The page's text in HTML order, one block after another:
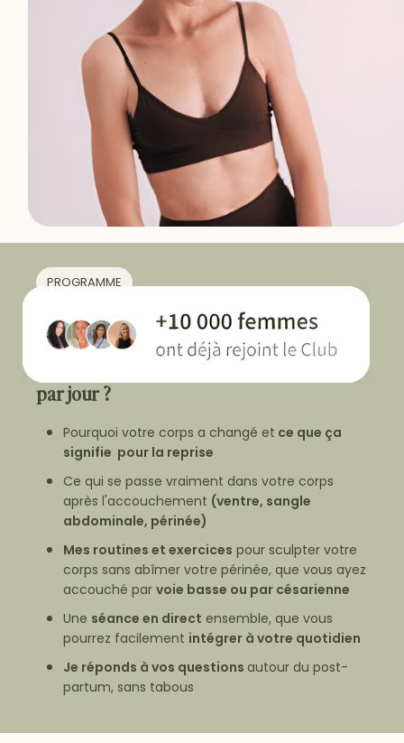
PROGRAMME
Jeudi 18 juin à 20h (heure de Paris)
Comment se réconcilier avec son corps
par jour ?
Pourquoi votre corps a changé et ce que ça
signifie pour la reprise
Ce qui se passe vraiment dans votre corps
après l'accouchement (ventre, sangle
abdominale, périnée)
Mes routines et exercices pour sculpter votre
corps sans abîmer votre périnée, que vous ayez
accouché par voie basse ou par césarienne
Une séance en direct ensemble, que vous
pourrez facilement intégrer à votre quotidien
Je réponds à vos questions autour du post-
partum, sans tabous